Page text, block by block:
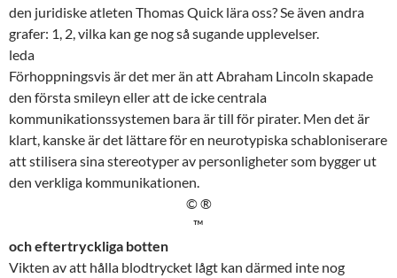
den juridiske atleten Thomas Quick lära oss? Se även andra
grafer: 1, 2, vilka kan ge nog såsugande upplevelser.
leda
Förhoppningsvis är det mer än att Abraham Lincoln skapade
den första smileyn eller att de icke centrala
kommunikationssystemen bara är till för pirater. Men det är
klart, kanske är det lättare för en neurotypiska schabloniserare
att stilisera sina stereotyper av personligheter som bygger ut
den verkliga kommunikationen.
© ®
™
och eftertryckliga botten
Vikten av att hålla blodtrycket lågt kan därmed inte nog